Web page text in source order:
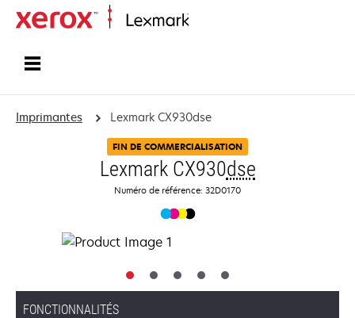
Imprimantes Lexmark CX930dse
FIN DE COMMERCIALISATION
Lexmark CX930dse
Numéro de référence: 32D0170
FONCTIONNALITÉS